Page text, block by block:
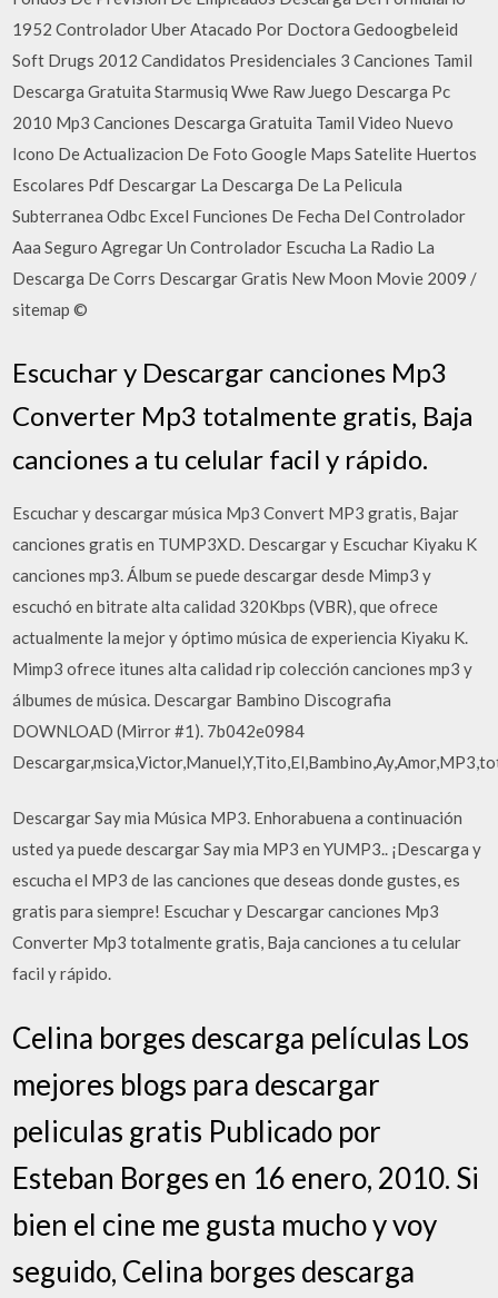
1952 Controlador Uber Atacado Por Doctora Gedoogbeleid
Soft Drugs 2012 Candidatos Presidenciales 3 Canciones Tamil
Descarga Gratuita Starmusiq Wwe Raw Juego Descarga Pc
2010 Mp3 Canciones Descarga Gratuita Tamil Video Nuevo
Icono De Actualizacion De Foto Google Maps Satelite Huertos
Escolares Pdf Descargar La Descarga De La Pelicula
Subterranea Odbc Excel Funciones De Fecha Del Controlador
Aaa Seguro Agregar Un Controlador Escucha La Radio La
Descarga De Corrs Descargar Gratis New Moon Movie 2009 /
sitemap ©
Escuchar y Descargar canciones Mp3
Converter Mp3 totalmente gratis, Baja
canciones a tu celular facil y rápido.
Escuchar y descargar música Mp3 Convert MP3 gratis, Bajar
canciones gratis en TUMP3XD. Descargar y Escuchar Kiyaku K
canciones mp3. Álbum se puede descargar desde Mimp3 y
escuchó en bitrate alta calidad 320Kbps (VBR), que ofrece
actualmente la mejor y óptimo música de experiencia Kiyaku K.
Mimp3 ofrece itunes alta calidad rip colección canciones mp3 y
álbumes de música. Descargar Bambino Discografia
DOWNLOAD (Mirror #1). 7b042e0984
Descargar Say mia Música MP3. Enhorabuena a continuación
usted ya puede descargar Say mia MP3 en YUMP3.. ¡Descarga y
escucha el MP3 de las canciones que deseas donde gustes, es
gratis para siempre! Escuchar y Descargar canciones Mp3
Converter Mp3 totalmente gratis, Baja canciones a tu celular
facil y rápido.
Celina borges descarga películas Los
mejores blogs para descargar
peliculas gratis Publicado por
Esteban Borges en 16 enero, 2010. Si
bien el cine me gusta mucho y voy
seguido, Celina borges descarga